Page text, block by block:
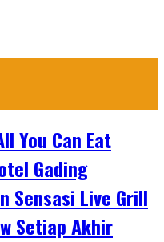
You Can Eat
Gading
Sensasi Live Grill
Setiap Akhir